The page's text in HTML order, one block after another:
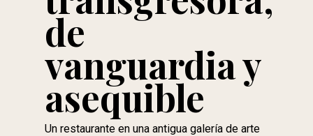
de
vanguardia y
asequible
Un restaurante en una antigua galería de arte